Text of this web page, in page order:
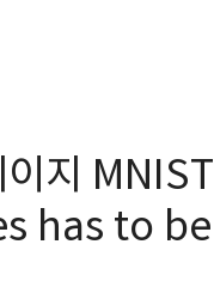
지
has to